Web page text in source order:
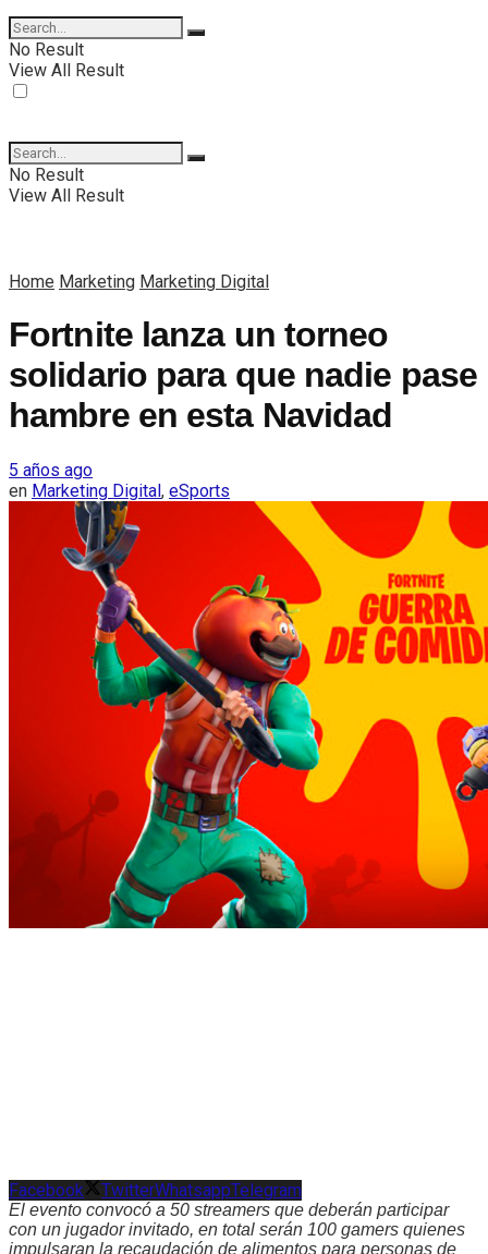
No Result
View All Result
No Result
View All Result
Home Marketing Marketing Digital
Fortnite lanza un torneo
solidario para que nadie pase
hambre en esta Navidad
5 años ago
en Marketing Digital, eSports
Facebook TwitterWhatsappTelegram
El evento convocó a 50 streamers que deberán participar
con un jugador invitado, en total serán 100 gamers quienes
impulsaran la recaudación de alimentos para personas de